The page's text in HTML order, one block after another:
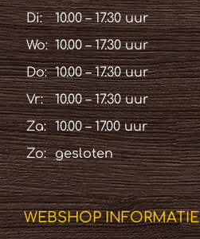
Di:
10.00 – 17.30 uur
Wo: 10.00 – 17.30 uur
Do: 10.00 – 17.30 uur
Vr:
10.00 – 17.30 uur
Za:
10.00 – 17.00 uur
Zo:
gesloten
WEBSHOP INFORMATIE